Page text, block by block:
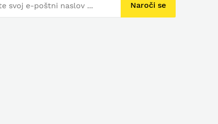
Naroči se